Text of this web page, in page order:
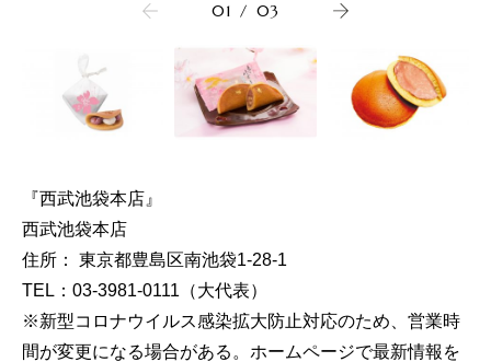
01 / 03
『西武池袋本店』
西武池袋本店
住所： 東京都豊島区南池袋1-28-1
TEL：03-3981-0111（大代表）
※新型コロナウイルス感染拡大防止対応のため、営業時
間が変更になる場合がある。ホームページで最新情報を